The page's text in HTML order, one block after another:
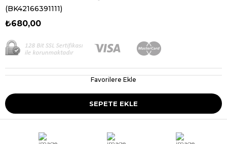
(BK42166391111)
₺680,00
Favorilere Ekle